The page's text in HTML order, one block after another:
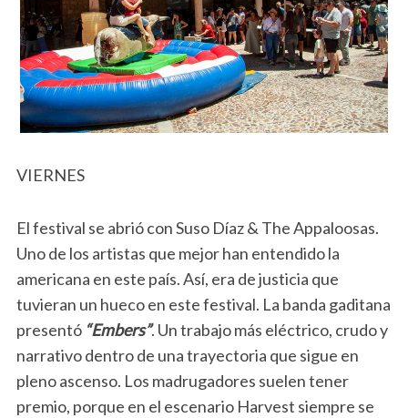
VIERNES
El festival se abrió con Suso Díaz & The Appaloosas.
Uno de los artistas que mejor han entendido la
americana en este país. Así, era de justicia que
tuvieran un hueco en este festival. La banda gaditana
presentó “Embers”. Un trabajo más eléctrico, crudo y
narrativo dentro de una trayectoria que sigue en
pleno ascenso. Los madrugadores suelen tener
premio, porque en el escenario Harvest siempre se